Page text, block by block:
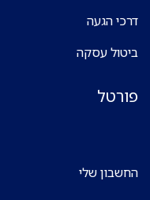
דרכי הגעה
ביטול עסקה
פורטל
החשבון שלי